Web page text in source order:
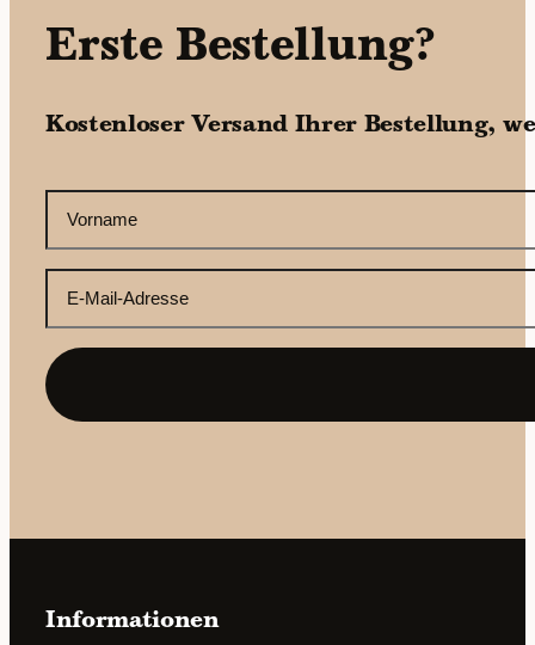
Erste Bestellung?
Kostenloser Versand Ihrer Bestellung,
CAPTCHA
Vorname
Mail-
Adresse
(erforderlich)
Informationen